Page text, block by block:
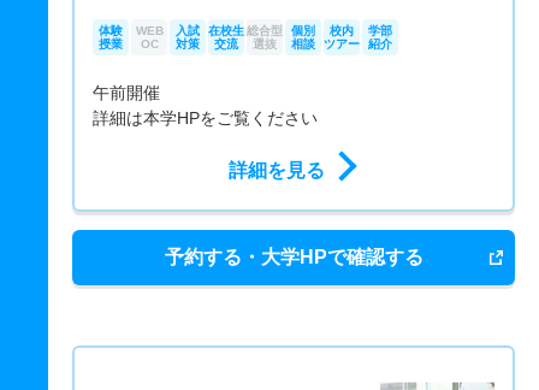
体験
授業
WEB
OC
入試
対策
在校生
交流
総合型
選抜
個別
相談
校内
ツアー
学部
紹介
午前開催
詳細は本学HPをご覧ください
詳細を見る
予約する・大学HPで確認する